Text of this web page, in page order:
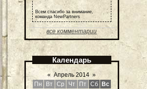
Всем спасибо за внимание,
команда NewPartners
все комментарии
Календарь
« Апрель 2014 »
Пн
Вт Ср Чт Пт Сб Вс